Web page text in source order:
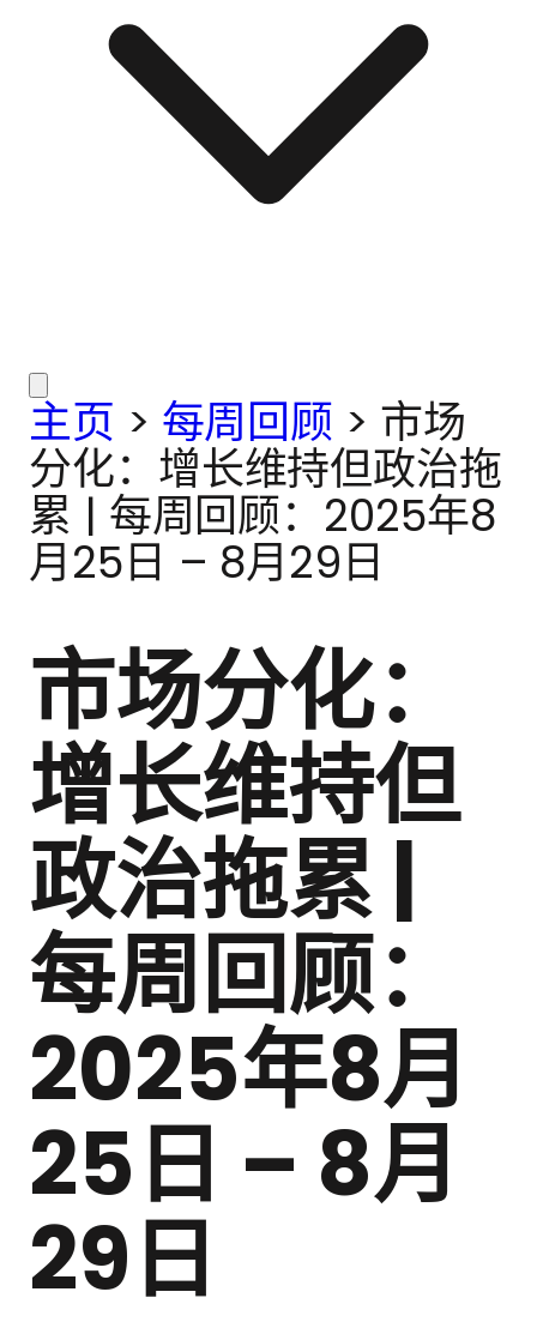
主页 > 每周回顾 > 市场
分化：增长维持但政治拖
累 | 每周回顾：2025年8
月25日 – 8月29日
市场分化：
增长维持但
政治拖累 |
每周回顾：
2025年8月
25日 – 8月
29日